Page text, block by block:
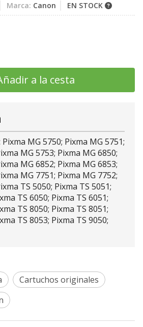
Marca: Canon EN STOCK
a la cesta
MG 5750; Pixma MG 5751;
MG 5753; Pixma MG 6850;
MG 6852; Pixma MG 6853;
MG 7751; Pixma MG 7752;
TS 5050; Pixma TS 5051;
TS 6050; Pixma TS 6051;
TS 8050; Pixma TS 8051;
TS 8053; Pixma TS 9050;
Cartuchos originales